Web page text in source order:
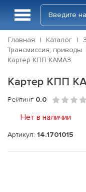
Главная Каталог
Трансмиссия, приводы
Картер КПП КАМАЗ
Картер КПП
Рейтинг 0.0
Нет в наличии
Артикул: 14.1701015